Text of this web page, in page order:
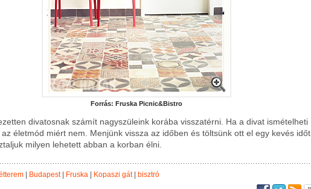
Forrás: Fruska Picnic&Bistro
divatosnak számít nagyszüleink korába visszatérni. Ha a divat ismételheti
életmód miért nem. Menjünk vissza az időben és töltsünk ott el egy kevés időt,
milyen lehetett abban a korban élni.
Budapest| Fruska Kopaszi gát| bisztró